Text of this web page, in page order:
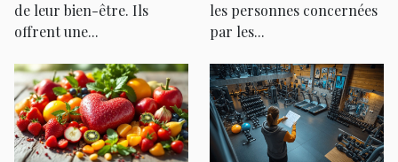
de leur bien-être. Ils
offrent une...
les personnes concernées
par les...